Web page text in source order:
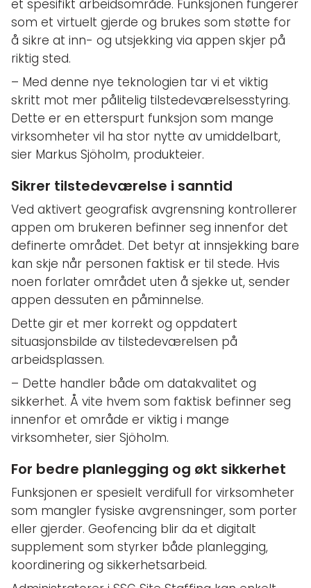
et spesifikt arbeidsområde. Funksjonen fungerer
som et virtuelt gjerde og brukes som støtte for
å sikre at inn- og utsjekking via appen skjer på
riktig sted.
– Med denne nye teknologien tar vi et viktig
skritt mot mer pålitelig tilstedeværelsesstyring.
Dette er en etterspurt funksjon som mange
virksomheter vil ha stor nytte av umiddelbart,
sier Markus Sjöholm, produkteier.
Sikrer tilstedeværelse i sanntid
Ved aktivert geografisk avgrensning kontrollerer
appen om brukeren befinner seg innenfor det
definerte området. Det betyr at innsjekking bare
kan skje når personen faktisk er til stede. Hvis
noen forlater området uten å sjekke ut, sender
appen dessuten en påminnelse.
Dette gir et mer korrekt og oppdatert
situasjonsbilde av tilstedeværelsen på
arbeidsplassen.
– Dette handler både om datakvalitet og
sikkerhet. Å vite hvem som faktisk befinner seg
innenfor et område er viktig i mange
virksomheter, sier Sjöholm.
For bedre planlegging og økt sikkerhet
Funksjonen er spesielt verdifull for virksomheter
som mangler fysiske avgrensninger, som porter
eller gjerder. Geofencing blir da et digitalt
supplement som styrker både planlegging,
koordinering og sikkerhetsarbeid.